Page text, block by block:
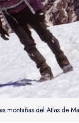
montañas del Atlas de